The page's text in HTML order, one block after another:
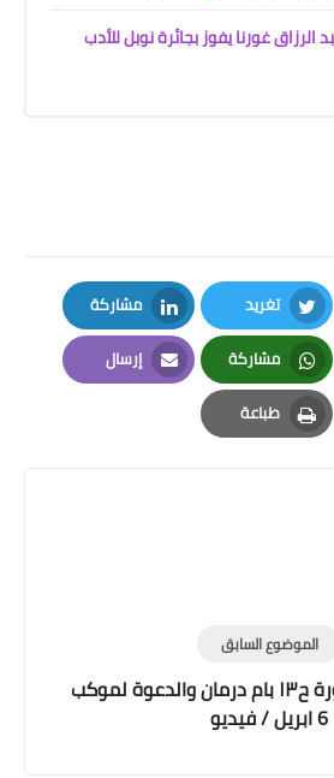
الرزاق غورنا يفوز بجائرة نوبل للأدب
تغريد
Twitter
مشاركة
LinkedIn
مشاركة
Whatsapp
إرسال
Email
طباعة
Print
الموضوع السابق
لجنة مقاومة الثورة ح١٣ بام درمان والدعوة لموكب
6 ابريل / فيديو